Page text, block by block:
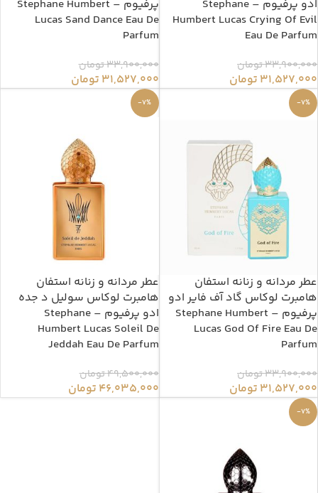
ادو پرفیوم – Stephane
Humbert Lucas Crying Of Evil
Eau De Parfum
33,900,000تومان
31,527,000 تومان
پرفیوم – Stephane Humbert
Lucas Sand Dance Eau De
Parfum
33,900,000تومان
31,527,000 تومان
-7%
عطر مردانه و زنانه استفان
هامبرت لوکاس گاد آف فایر ادو
پرفیوم – Stephane Humbert
Lucas God Of Fire Eau De
Parfum
33,900,000تومان
31,527,000 تومان
-7%
عطر مردانه و زنانه استفان
هامبرت لوکاس سولیل د جده
ادو پرفیوم – Stephane
Humbert Lucas Soleil De
Jeddah Eau De Parfum
49,500,000تومان
46,035,000 تومان
-7%